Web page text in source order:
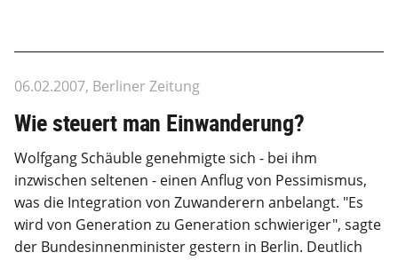
06.02.2007, Berliner Zeitung
Wie steuert man Einwanderung?
Wolfgang Schäuble genehmigte sich - bei ihm
inzwischen seltenen - einen Anflug von Pessimismus,
was die Integration von Zuwanderern anbelangt. "Es
wird von Generation zu Generation schwieriger", sagte
der Bundesinnenminister gestern in Berlin. Deutlich